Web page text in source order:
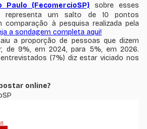
(FecomercioSP)
sobre esses
representa um salto de 10 pontos
comparação à pesquisa realizada pela
a sondagem completa aqui!
a proporção de pessoas que dizem
de 9%, em 2024, para 5%, em 2026.
(7%) diz estar viciado nos
online?